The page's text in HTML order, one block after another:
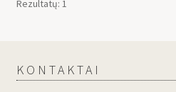
Rezultatų: 1
KONTAKTAI